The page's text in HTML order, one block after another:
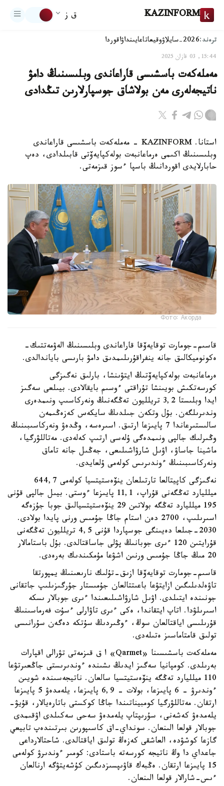
KAZINFORM ق ز
ترەند:2026-سايلاۋ وقيعاتاعايىنداۋاقوردا
15:44, 03 قازان 2025
مەملەكەت باسشىسى قاراعاندى وبلىسىنىڭ دامۋ
ناتيجەلەرى مەن بولاشاق جوسپارلارىن تىڭدادى
استانا. KAZINFORM - مەملەكەت باسشىسى قاراعاندى
وبلىسىنىڭ اكىمى ەرماعانبەت بولەكپايەۆتى قابىلدادى، دەپ
حابارلايدى اقوردانىڭ باسپا ءسوز قىزمەتى.
Фото: Акорда
قاسىم-جومارت توقايەۆقا قاراعاندى وبلىسىنىڭ الەۋمەتتىك-
ەكونوميكالىق جانە ينفراقۇرىلىمدىق دامۋ بارىسى باياندالدى.
ەرماعانبەت بولەكپايەۆتىڭ ايتۋىنشا، بارلىق نەگىزگى
كورسەتكىش بويىنشا تۇراقتى ءوسىم بايقالادى. بيىلعى سەگىز
ايدا وبلىستا 3,2 تريلليون تەڭگەنىڭ ونەركاسىپ ونىمدەرى
وندىرىلگەن. بۇل وتكەن جىلدىڭ سايكەس كەزەڭىمەن
سالىستىرعاندا 7 پايىزعا ارتىق. اسىرەسە، وڭدەۋ ونەركاسىبىنىڭ
وڭىرلىك جالپى ونىمدەگى ۇلەسى ارتىپ كەلەدى. مەتاللۋرگيا،
ماشينا جاساۋ، اۋىل شارۋاشىلىعى، جەڭىل جانە تاماق
ونەركاسىبىنىڭ ءوندىرىس كولەمى ۇلعايدى.
نەگىزگى كاپيتالعا تارتىلعان ينۆەستيتسيا كولەمى 644,7
ميلليارد تەڭگەنى قۇراپ، 11,1 پايىزعا ءوستى. بيىل جالپى قۇنى
195 ميلليارد تەڭگە بولاتىن 29 ينۆەستيتسيالىق جوبا جۇزەگە
اسىرىلىپ، 2700 دەن استام جاڭا جۇمىس ورنى پايدا بولادى.
2030-جىلعا دەيىنگى جوسپاردا قۇنى 4,5 تريلليون تەڭگەنى
قۇرايتىن 120 ءىرى جوبانىڭ پۋلى جاساقتالدى. بۇل باستامالار
20 مىڭ جاڭا جۇمىس ورنىن اشۋعا مۇمكىندىك بەرەدى.
قاسىم-جومارت توقايەۆقا ازىق-تۇلىك نارىعىنىڭ يمپورتقا
تاۋەلدىلىگىن ازايتۋعا باعىتتالعان جۇمىستار جۇرگىزىلىپ جاتقانى
جونىندە ايتىلدى. اۋىل شارۋاشىلىعىندا ءىرى جوبالار ىسكە
اسىرىلۋدا. اتاپ ايتقاندا، ەكى ءىرى تاۋارلى ءسۇت فەرماسىنىڭ
قۇرىلىسى اياقتالعان سوڭ، ءوڭىردىڭ سۇتكە دەگەن سۇرانىسى
تولىق قامتاماسىز ەتىلەدى.
مەملەكەت باسشىسىنا «Qarmet» ا ق قىزمەتى تۋرالى اقپارات
بەرىلدى. كومپانيا سەگىز ايدىڭ ىشىندە ءوندىرىستى جاڭعىرتۋعا
110 ميلليارد تەڭگە ينۆەستيتسيا سالعان. ناتيجەسىندە شويىن
ءوندىرۋ - 6 پايىزعا، بولات - 6,9 پايىزعا، يلەمدەۋ 5 پايىزعا
ارتقان. مەتاللۋرگيا كومبيناتىندا جاڭا كوكستى باتارەيالار، قۇيۋ-
يلەمدەۋ كەشەنى، سۇرىپتاپ يلەمدەۋ سەحى سەكىلدى اۋقىمدى
جوبالار قولعا الىنعان. سونداي-اق كاسىپورىن بىرتىندەپ تابيعي
گازعا كوشۋدە، العاشقى كەزەڭ تولىق اياقتالدى. شاحتالارداعى
جاعداي دا وڭ ناتيجە كورسەتە باستادى: كومىر ءوندىرۋ كولەمى
15 پايىزعا ارتقان. ەڭبەك قاۋىپسىزدىگىن كۇشەيتۋگە ارنالعان
ءىس-شارالار قولعا الىنعان.